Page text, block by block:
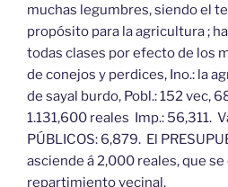
muchas legumbres, siendo el
propósito para la agricultura ;
todas clases por efecto de los
de conejos y perdices, Ino.: la
de sayal burdo, Pobl.: 152 vec,
1.131,600 reales Imp.: 56,311.
PÚBLICOS: 6,879. El
asciende á 2,000 reales, que
repartimiento vecinal.